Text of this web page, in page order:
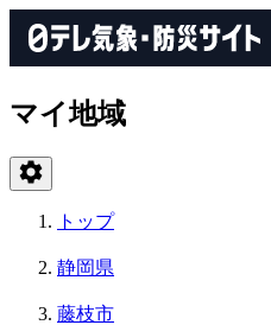
マイ地域
トップ
静岡県
藤枝市